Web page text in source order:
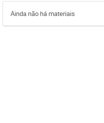
Ainda não há materiais